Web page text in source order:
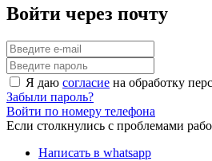
Войти через почту
Я даю согласие на обработку
Забыли пароль?
Войти по номеру телефона
Если столкнулись с проблемами
Написать в whatsapp